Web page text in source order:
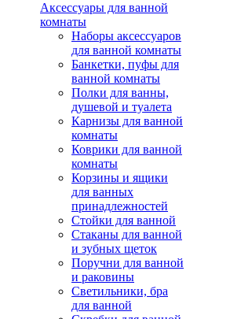
Аксессуары для ванной
комнаты
Наборы аксессуаров
для ванной комнаты
Банкетки, пуфы для
ванной комнаты
Полки для ванны,
душевой и туалета
Карнизы для ванной
комнаты
Коврики для ванной
комнаты
Корзины и ящики
для ванных
принадлежностей
Стойки для ванной
Стаканы для ванной
и зубных щеток
Поручни для ванной
и раковины
Светильники, бра
для ванной